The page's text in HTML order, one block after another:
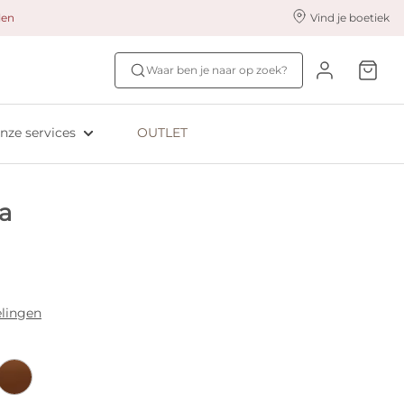
Vind je boetiek
Waar ben je naar op zoek?
Aubade
Empreinte
services
styling services Ontdek jouw maat
Bh-maat test
OUTLET